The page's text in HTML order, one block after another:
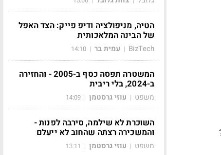
הטיה, מניפולציה ודיפ פייק: הצד האפל
של הבינה המלאכותית
BizTech
| עמית בר |
14:10
המשטרה תפסה כסף ב-2005 - והחזירה
ב-2024, בלי ריבית
משפט | עוזי גרסטמן |
14:09
השוכרת לא שילמה, סירבה לפנות -
והמשכירה רצתה שהחוב לא ייעלם
משפט | עוזי גרסטמן |
13:11